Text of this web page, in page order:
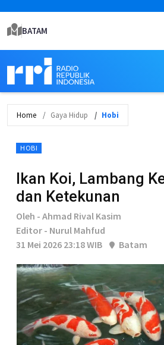
BATAM
Home Gaya Hidup Hobi
HOBI
Ikan Koi, Lambang
dan Ketekunan
Oleh - Ahmad Rival Kasim
Editor - Nurul Mahfud
31 Mei 2026 23:18 WIB
Batam